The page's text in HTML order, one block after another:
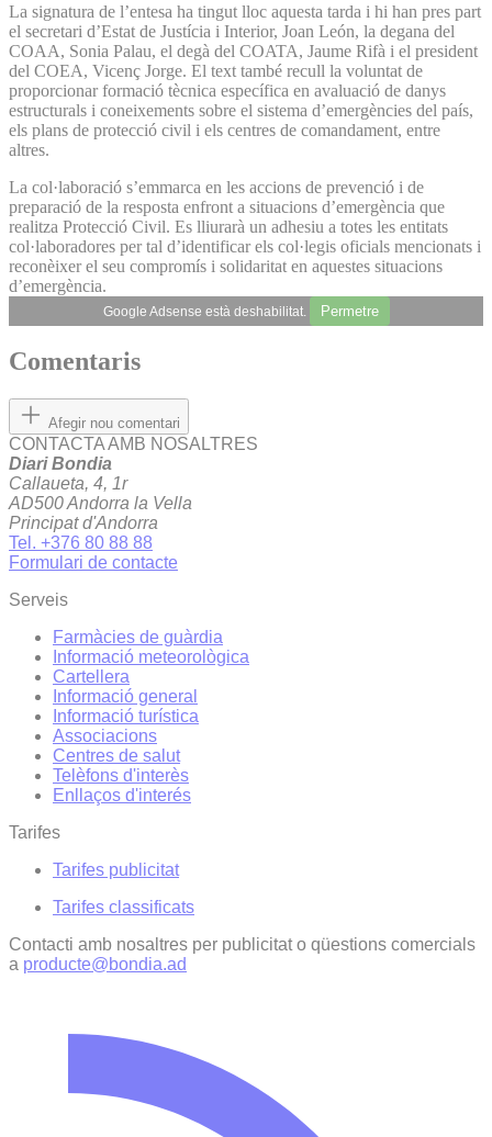
La signatura de l’entesa ha tingut lloc aquesta tarda i hi han pres part
el secretari d’Estat de Justícia i Interior, Joan León, la degana del
COAA, Sonia Palau, el degà del COATA, Jaume Rifà i el president
del COEA, Vicenç Jorge. El text també recull la voluntat de
proporcionar formació tècnica específica en avaluació de danys
estructurals i coneixements sobre el sistema d’emergències del país,
els plans de protecció civil i els centres de comandament, entre
altres.
La col·laboració s’emmarca en les accions de prevenció i de
preparació de la resposta enfront a situacions d’emergència que
realitza Protecció Civil. Es lliurarà un adhesiu a totes les entitats
col·laboradores per tal d’identificar els col·legis oficials mencionats i
reconèixer el seu compromís i solidaritat en aquestes situacions
d’emergència.
Google Adsense està deshabilitat. Permetre
Comentaris
Afegir nou comentari
CONTACTA AMB NOSALTRES
Diari Bondia
Callaueta, 4, 1r
AD500 Andorra la Vella
Principat d'Andorra
Tel. +376 80 88 88
Formulari de contacte
Serveis
Farmàcies de guàrdia
Informació meteorològica
Cartellera
Informació general
Informació turística
Associacions
Centres de salut
Telèfons d'interès
Enllaços d'interés
Tarifes
Tarifes publicitat
Tarifes classificats
Contacti amb nosaltres per publicitat o qüestions comercials
a producte@bondia.ad